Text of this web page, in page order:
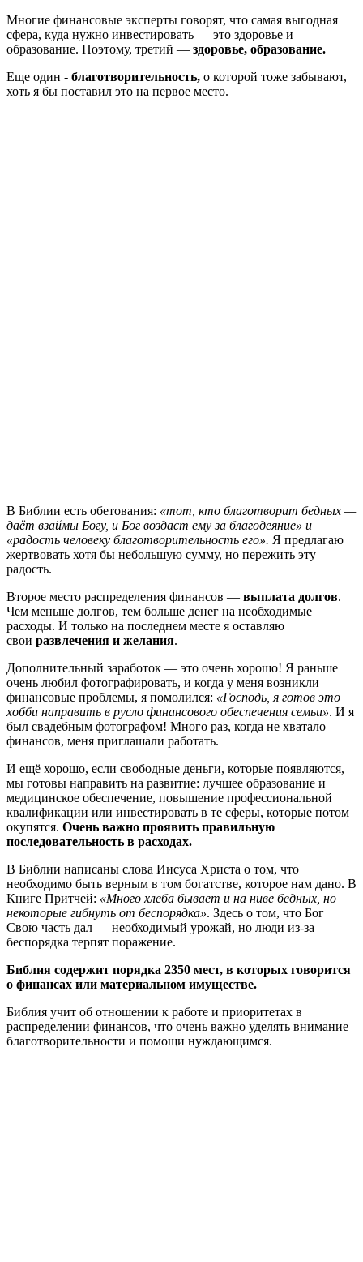
Многие финансовые эксперты говорят, что самая выгодная
сфера, куда нужно инвестировать — это здоровье и
образование. Поэтому, третий — здоровье, образование.
Еще один - благотворительность, о которой тоже забывают,
хоть я бы поставил это на первое место.
В Библии есть обетования: «тот, кто благотворит бедных —
даёт взаймы Богу, и Бог воздаст ему за благодеяние» и
«радость человеку благотворительность его». Я предлагаю
жертвовать хотя бы небольшую сумму, но пережить эту
радость.
Второе место распределения финансов — выплата долгов.
Чем меньше долгов, тем больше денег на необходимые
расходы. И только на последнем месте я оставляю
свои развлечения и желания.
Дополнительный заработок — это очень хорошо! Я раньше
очень любил фотографировать, и когда у меня возникли
финансовые проблемы, я помолился: «Господь, я готов это
хобби направить в русло финансового обеспечения семьи». И я
был свадебным фотографом! Много раз, когда не хватало
финансов, меня приглашали работать.
И ещё хорошо, если свободные деньги, которые появляются,
мы готовы направить на развитие: лучшее образование и
медицинское обеспечение, повышение профессиональной
квалификации или инвестировать в те сферы, которые потом
окупятся. Очень важно проявить правильную
последовательность в расходах.
В Библии написаны слова Иисуса Христа о том, что
необходимо быть верным в том богатстве, которое нам дано. В
Книге Притчей: «Много хлеба бывает и на ниве бедных, но
некоторые гибнуть от беспорядка». Здесь о том, что Бог
Свою часть дал — необходимый урожай, но люди из-за
беспорядка терпят поражение.
Библия содержит порядка 2350 мест, в которых говорится
о финансах или материальном имуществе.
Библия учит об отношении к работе и приоритетах в
распределении финансов, что очень важно уделять внимание
благотворительности и помощи нуждающимся.